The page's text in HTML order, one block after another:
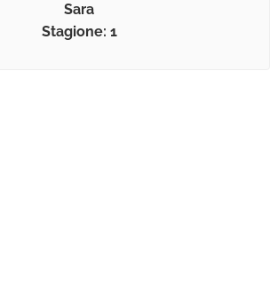
Sara
Stagione: 1